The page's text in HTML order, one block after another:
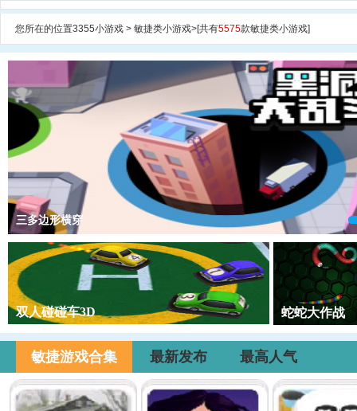
您所在的位置3355小游戏 > 敏捷类小游戏>[共有5575款敏捷类小游戏]
黑洞大乱斗
三多边形横穿
极限逃生
橘子酷跑
双人碰碰车3D 蛇蛇大作战
敏捷游戏合集 最新发布 最高人气